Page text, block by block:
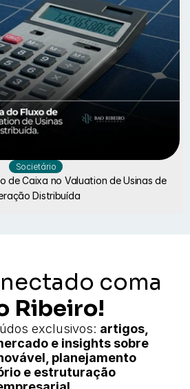
Societário
de Caixa no Valuation de Usinas de
Distribuída
Ribeiro!
exclusivos: artigos,
e insights sobre
planejamento
e estruturação